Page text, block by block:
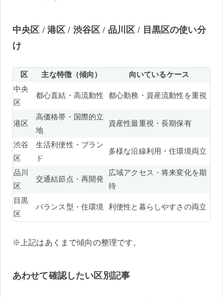
中央区 / 港区 / 渋谷区 / 品川区 / 目黒区の使い分
け
区 主な特徴（傾向）
向いているケース
中央
区
都心直結・高流動性 都心勤務・資産流動性を重視
港区
高価格帯・国際的立
地
資産性最重視・長期保有
渋谷
区
生活利便性・ブラン
ド
多様な沿線利用・住環境両立
品川
区
交通結節点・再開発
広域アクセス・将来変化を期
待
目黒
区
バランス型・住環境 利便性と暮らしやすさの両立
※上記はあくまで傾向の整理です。
あわせて確認したい区別記事